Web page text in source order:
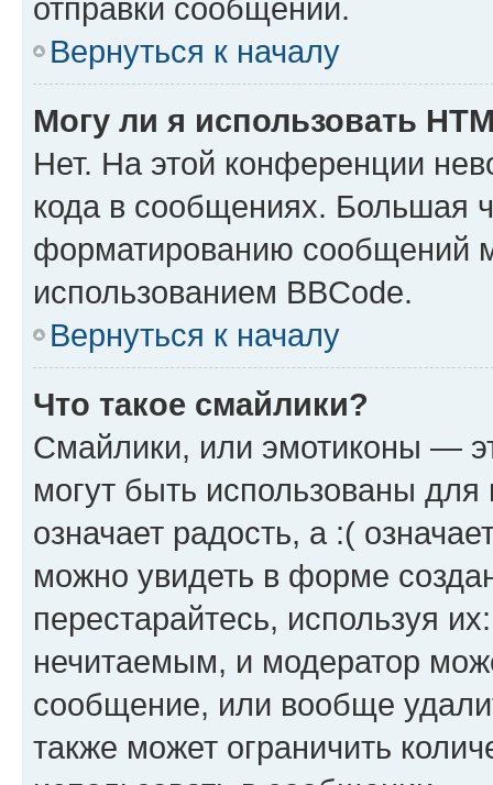
отправки сообщений.
Вернуться к началу
Могу ли я использовать
Нет. На этой конференции
кода в сообщениях. Большая
форматированию сообщений
использованием BBCode.
Вернуться к началу
Что такое смайлики?
Смайлики, или эмотиконы —
могут быть использованы
означает радость, а :(
можно увидеть в форме
перестарайтесь, используя
нечитаемым, и модератор
сообщение, или вообще
также может ограничить